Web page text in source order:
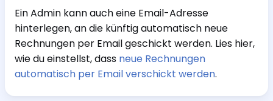
Ein Admin kann auch eine Email-Adresse
hinterlegen, an die künftig automatisch neue
Rechnungen per Email geschickt werden. Lies hier,
wie du einstellst, dass neue Rechnungen
automatisch per Email verschickt werden.